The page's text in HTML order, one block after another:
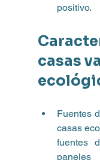
positivo.
casas
Fuentes
casas
fuentes